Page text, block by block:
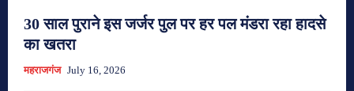
30 साल पुराने इस जर्जर पुल पर हर पल मंडरा रहा हादसे
का खतरा
महराजगंज July 16, 2026